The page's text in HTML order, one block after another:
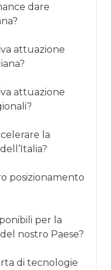
dare
attuazione
attuazione
la
posizionamento
per la
nostro Paese?
di tecnologie